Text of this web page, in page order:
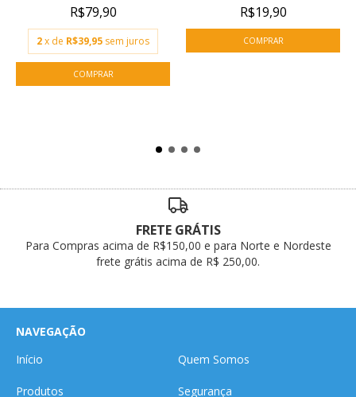
R$79,90
2x de R$39,95 sem juros
R$19,90
FRETE GRÁTIS
Para Compras acima de R$150,00 e para Norte e Nordeste
frete grátis acima de R$ 250,00.
NAVEGAÇÃO
Início
Quem Somos
Produtos Segurança